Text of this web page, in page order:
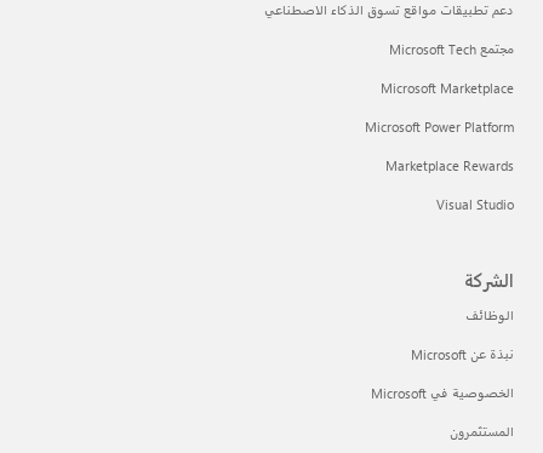
دعم تطبيقات مواقع تسوق الذكاء الاصطناعي
مجتمع Microsoft Tech
Microsoft Marketplace
Microsoft Power Platform
Marketplace Rewards
Visual Studio
الشركة
الوظائف
نبذة عن Microsoft
الخصوصية في Microsoft
المستثمرون